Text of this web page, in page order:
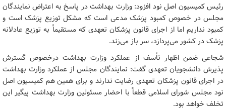
رئیس کمیسیون اصل نود افزود: وزارت بهداشت در پاسخ به اعتراض‌ نمایندگان
مجلس در خصوص کمبود پزشک مدعی است که مشکل توزیع پزشک است و
کمبود نداریم اما از اجرای قانون پزشکان تعهدی که مستقیماً به توزیع عادلانه
پزشک در کشور می‌پردازد، سر باز می‌زند.
شجاعی ضمن اظهار تأسف از عملکرد وزارت بهداشت درخصوص گسترش
پذیرش دانشجویان تعهدی گفت: نمایندگان مجلس از عملکرد وزارت بهداشت
در اجرای قانون پزشکان تعهدی رضایت ندارند و برای همین هم کمیسیون اصل
نود مجلس شورای اسلامی قطعاً با احضار مسئولین وزارت بهداشت پیگیر این
تخلف خواهد بود.